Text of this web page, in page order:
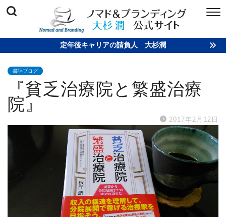
定年後キャリアの請負人 大杉潤
書評ブログ
『貧乏治療院と繁盛治療
院』
2017年2月12日